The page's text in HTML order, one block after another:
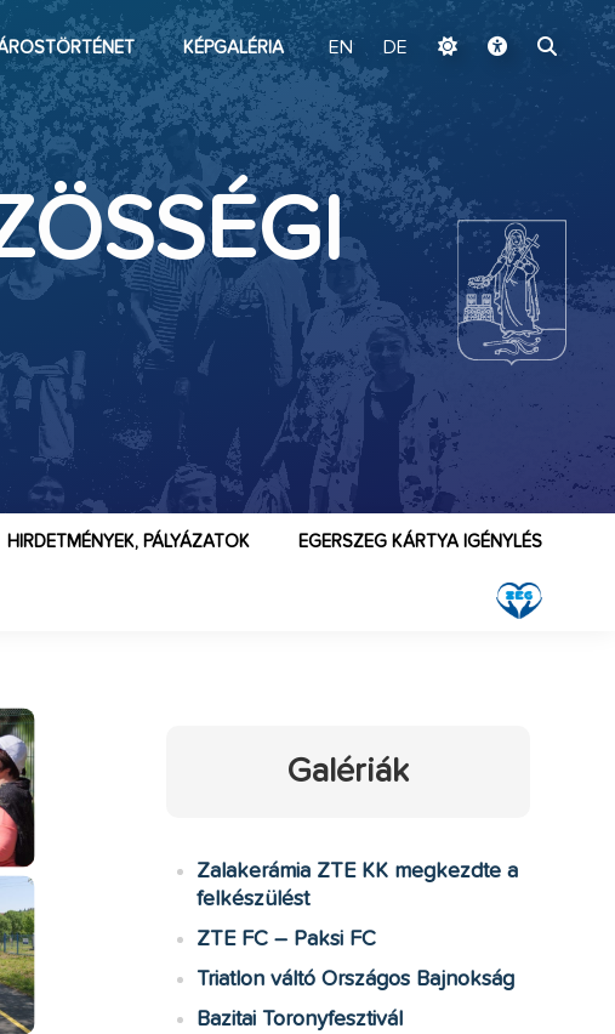
ugrás a fő tartalomhoz
KÉPGALÉRIA EN DE
EGERSZEG KÁRTYA IGÉNYLÉS
HIRDETMÉNYEK, PÁLYÁZATOK
Galériák
Zalakerámia ZTE KK megkezdte a
felkészülést
ZTE FC – Paksi FC
Triatlon váltó Országos Bajnokság
Bazitai Toronyfesztivál